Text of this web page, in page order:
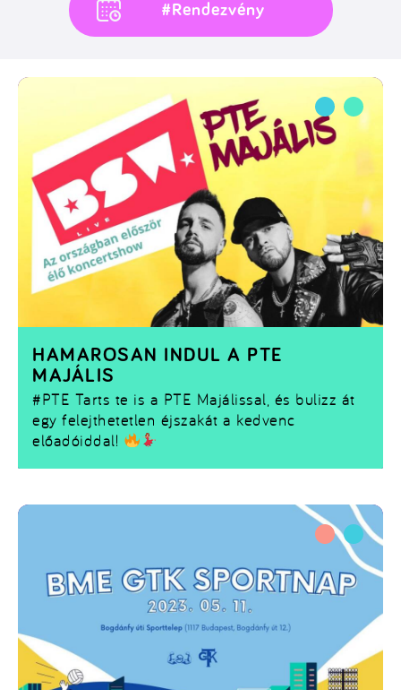
#Rendezvény
#PTE Tarts te is a PTE Majálissal, és bulizz át
egy felejthetetlen éjszakát a kedvenc
előadóiddal!
HAMAROSAN INDUL A PTE
MAJÁLIS